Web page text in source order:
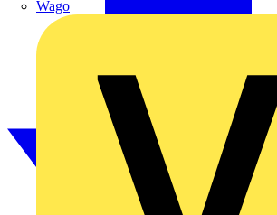
Wago